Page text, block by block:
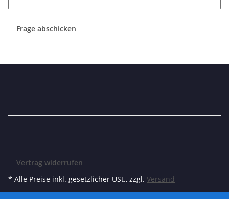
Frage abschicken
Vertrag widerrufen
* Alle Preise inkl. gesetzlicher USt., zzgl. Versand